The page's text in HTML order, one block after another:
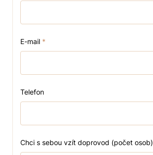
E-mail *
Telefon
Chci s sebou vzít doprovod (počet osob)